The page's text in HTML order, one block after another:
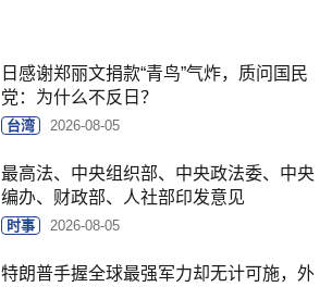
日感谢郑丽文捐款“青鸟”气炸，质问国民
党：为什么不反日？
台湾 2026-08-05
最高法、中央组织部、中央政法委、中央
编办、财政部、人社部印发意见
时事 2026-08-05
特朗普手握全球最强军力却无计可施，外